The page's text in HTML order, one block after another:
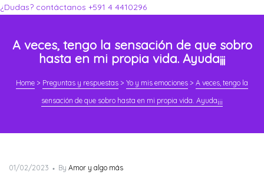
¿Dudas? contáctanos +591 4 4410296
A veces, tengo la sensación de que sobro
hasta en mi propia vida. Ayuda¡¡¡
Home > Preguntas y respuestas > Yo y mis emociones > A veces, tengo la
sensación de que sobro hasta en mi propia vida. Ayuda¡¡¡
Posted
01/02/2023 By Amor y algo más